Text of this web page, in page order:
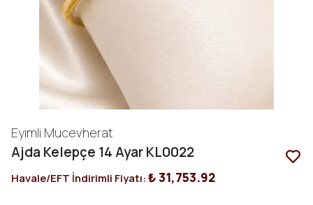
Eyimli Mucevherat
Ajda Kelepçe 14 Ayar KL0022
Havale/EFT İndirimli Fiyatı:₺ 31,753.92